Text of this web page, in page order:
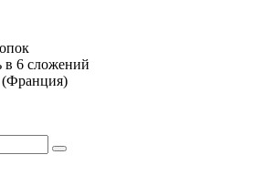
в 6 сложений
(Франция)